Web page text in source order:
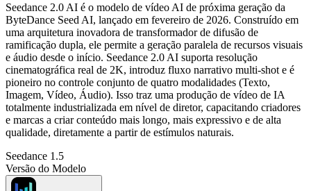
Seedance 2.0 AI é o modelo de vídeo AI de próxima geração da
ByteDance Seed AI, lançado em fevereiro de 2026. Construído em
uma arquitetura inovadora de transformador de difusão de
ramificação dupla, ele permite a geração paralela de recursos visuais
e áudio desde o início. Seedance 2.0 AI suporta resolução
cinematográfica real de 2K, introduz fluxo narrativo multi-shot e é
pioneiro no controle conjunto de quatro modalidades (Texto,
Imagem, Vídeo, Áudio). Isso traz uma produção de vídeo de IA
totalmente industrializada em nível de diretor, capacitando criadores
e marcas a criar conteúdo mais longo, mais expressivo e de alta
qualidade, diretamente a partir de estímulos naturais.
Seedance 1.5
Versão do Modelo